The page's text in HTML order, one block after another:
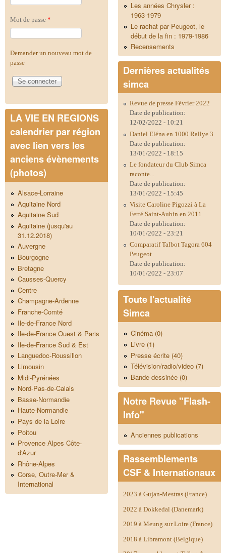
Mot de passe *
Demander un nouveau mot de
passe
LA VIE EN REGIONS
calendrier par région
avec lien vers les
anciens évènements
(photos)
Alsace-Lorraine
Aquitaine Nord
Aquitaine Sud
Aquitaine (jusqu'au
31.12.2018)
Auvergne
Bourgogne
Bretagne
Causses-Quercy
Centre
Champagne-Ardenne
Franche-Comté
Ile-de-France Nord
Ile-de-France Ouest & Paris
Ile-de-France Sud & Est
Languedoc-Roussillon
Limousin
Midi-Pyrénées
Nord-Pas-de-Calais
Basse-Normandie
Haute-Normandie
Pays de la Loire
Poitou
Provence Alpes Côte-
d'Azur
Rhône-Alpes
Corse, Outre-Mer &
International
Les années Chrysler :
1963-1979
Le rachat par Peugeot, le
début de la fin : 1979-1986
Recensements
Dernières actualités
simca
Revue de presse Février 2022
Date de publication:
12/02/2022 - 10:21
Daniel Eléna en 1000 Rallye 3
Date de publication:
13/01/2022 - 18:15
Le fondateur du Club Simca
raconte...
Date de publication:
13/01/2022 - 15:45
Visite Caroline Pigozzi à La
Ferté Saint-Aubin en 2011
Date de publication:
10/01/2022 - 23:21
Comparatif Talbot Tagora 604
Peugeot
Date de publication:
10/01/2022 - 23:07
Toute l'actualité
Simca
Cinéma (0)
Livre (1)
Presse écrite (40)
Télévision/radio/video (7)
Bande dessinée (0)
Notre Revue "Flash-
Info"
Anciennes publications
Rassemblements
CSF & Internationaux
2023 à Gujan-Mestras (France)
2022 à Dokkedal (Danemark)
2019 à Meung sur Loire (France)
2018 à Libramont (Belgique)